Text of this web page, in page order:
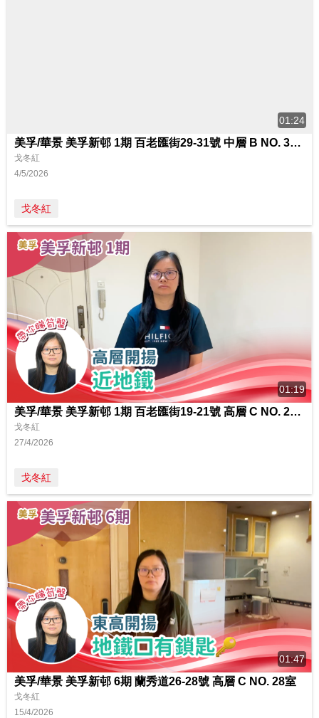
01:24
美孚/華景 美孚新邨 1期 百老匯街29-31號 中層 B NO. 31室
戈冬紅
4/5/2026
戈冬紅
01:19
美孚/華景 美孚新邨 1期 百老匯街19-21號 高層 C NO. 21室
戈冬紅
27/4/2026
戈冬紅
01:47
美孚/華景 美孚新邨 6期 蘭秀道26-28號 高層 C NO. 28室
戈冬紅
15/4/2026